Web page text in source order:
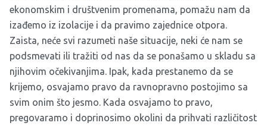
ekonomskim i društvenim promenama, pomažu nam da
izađemo iz izolacije i da pravimo zajednice otpora.
Zaista, neće svi razumeti naše situacije, neki će nam se
podsmevati ili tražiti od nas da se ponašamo u skladu sa
njihovim očekivanjima. Ipak, kada prestanemo da se
krijemo, osvajamo pravo da ravnopravno postojimo sa
svim onim što jesmo. Kada osvajamo to pravo,
pregovaramo i doprinosimo okolini da prihvati različitost